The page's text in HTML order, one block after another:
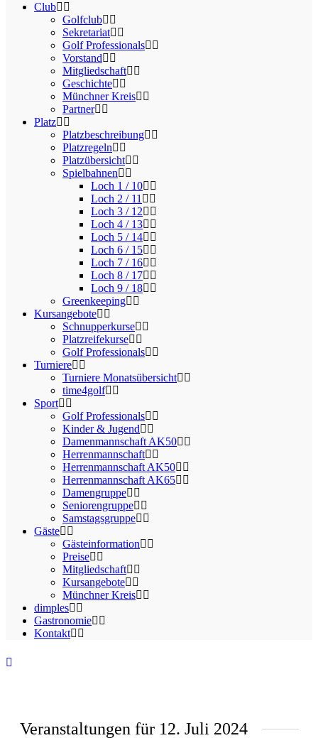
Club
Golfclub
Sekretariat
Golf Professionals
Vorstand
Mitgliedschaft
Geschichte
Münchner Kreis
Partner
Platz
Platzbeschreibung
Platzregeln
Platzübersicht
Spielbahnen
Loch 1 / 10
Loch 2 / 11
Loch 3 / 12
Loch 4 / 13
Loch 5 / 14
Loch 6 / 15
Loch 7 / 16
Loch 8 / 17
Loch 9 / 18
Greenkeeping
Kursangebote
Schnupperkurse
Platzreifekurse
Golf Professionals
Turniere
Turniere Monatsübersicht
time4golf
Sport
Golf Professionals
Kinder & Jugend
Damenmannschaft AK50
Herrenmannschaft
Herrenmannschaft AK50
Herrenmannschaft AK65
Damengruppe
Seniorengruppe
Samstagsgruppe
Gäste
Gästeinformation
Preise
Mitgliedschaft
Kursangebote
Münchner Kreis
dimples
Gastronomie
Kontakt
Veranstaltungen für 12. Juli 2024